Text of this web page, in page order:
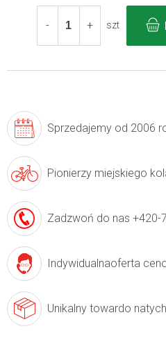
szt
Sprzedajemy od 2006
Pionierzy miejskiego
Zadzwoń do nas +420-
Indywidualnaoferta
Unikalny towardo